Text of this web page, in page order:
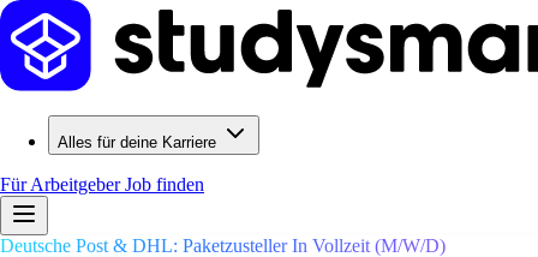
Alles für deine Karriere
Für ArbeitgeberJob finden
Deutsche Post & DHL: Paketzusteller In Vollzeit (M/W/D)